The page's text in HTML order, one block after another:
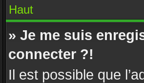
Haut
» Je me suis
connecter ?!
Il est possible que